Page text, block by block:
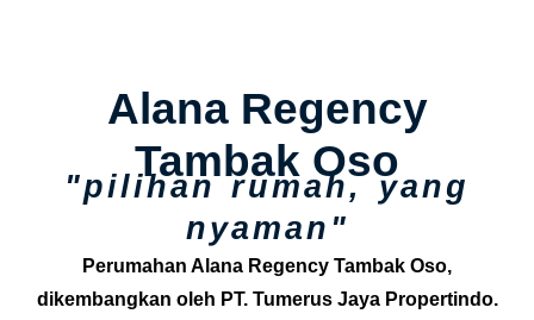
Alana Regency
Tambak Oso
"pilihan rumah, yang
nyaman"
Perumahan Alana Regency Tambak Oso,
dikembangkan oleh PT. Tumerus Jaya Propertindo.